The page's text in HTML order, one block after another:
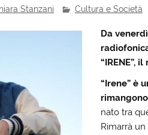
Stanzani Cultura e Società
Da
“IRENE”,
“Irene” è
nato tra
Rimarrà